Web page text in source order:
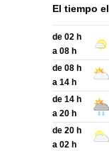
El tiempo el
de 02 h
a 08 h
de 08 h
a 14 h
de 14 h
a 20 h
de 20 h
a 02 h